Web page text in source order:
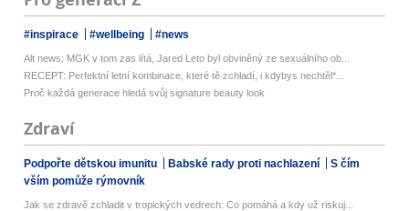
#inspirace #wellbeing #news
Alt news: MGK v tom zas lítá, Jared Leto byl obviněný ze sexuálního ob...
RECEPT: Perfektní letní kombinace, které tě zchladí, i kdybys nechtěl*...
Proč každá generace hledá svůj signature beauty look
Zdraví
Podpořte dětskou imunitu Babské rady proti nachlazení
S čím
vším pomůže rýmovník
Jak se zdravě zchladit v tropických vedrech: Co pomáhá a kdy už riskuj...